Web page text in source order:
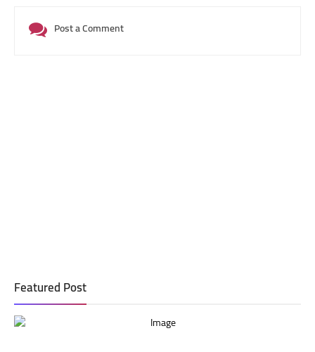
Post a Comment
Featured Post